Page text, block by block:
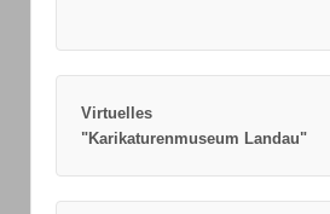
Virtuelles
"Karikaturenmuseum Landau"